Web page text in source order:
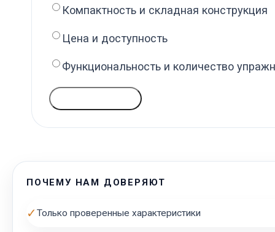
Компактность и складная конструкция
Цена и доступность
Функциональность и количество
ПОЧЕМУ НАМ ДОВЕРЯЮТ
✓Только проверенные характеристики